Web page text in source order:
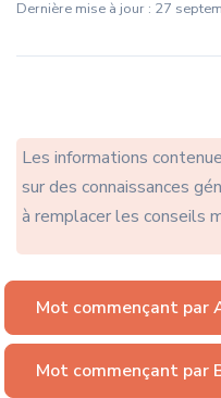
Dernière mise à jour : 27
Les informations
sur des connaissances
à remplacer les conseils
Mot commençant par
Mot commençant par